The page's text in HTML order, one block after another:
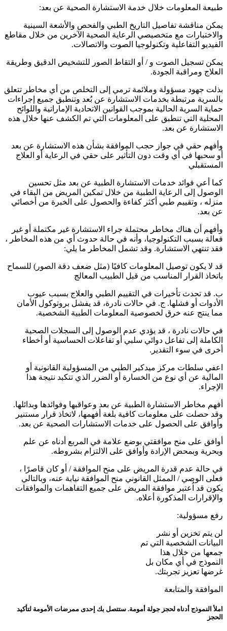
طبيعة المعلومات خلال خدمة الاستشارة الصحية عن بعد:
يمكن مناقشة تفاصيل التاريخ الطبي والفحص والأشعة السينية
والاختبارات مع متخصيصي الرعاية الصحية الآخرين من خلال مقاطع
الفيديو التفاعلية وتكنولوجيا الصوت والاتصالات.
يمكن تسجيل الصوت و / أو التقاط الصور للتشخيص الدقيق وطريقة
العلاج ومراقبة الجودة.
بذلت جهود مسؤولة وملائمة ترمي إلى التخلص من أي مخاطر تتعلق
بالسرية مرتبطة بخدمات الاستشارة عن بُعد وتنطبق جميع إجراءات
حماية السرية الحالية بموجب القوانين الاتحادية الإماراتية واللوائح
المحلية التي تنطبق على المعلومات التي تم الكشف عنها خلال هذه
الاستشارة عن بعد.
وأفهم حقي في جواز حجب الموافقة بشأن هذه الاستشارة عن بعد
أو سحبها في أي وقت دون التأثير على حقي في الرعاية أو العلاج
المستقبلي
كما أعي فوائد خدمات الاستشارة الطبية عن بعد مثل تحسين
الوصول إلى الرعاية الطبية من خلال تمكين المريض من البقاء في
منزله ، وتقييم طبي أكثر كفاءة والحصول على الخبرة من أخصائي
عن بعد.
وأفهم أن هناك مخاطر محتملة جراء الاستشارة غير مكتملة أو غير
فعالة بسبب التكنولوجيا، وأنه في حالة حدوث أي من هذه المخاطر ،
فقد تنتهي الاستشارة. وقد تشمل المخاطر ما يلي:
قد لا يكون توصيل المعلومات كافيًا (مثل ضعف دقة الصور) للسماح
باتخاذ القرار المناسب من قبل الطبيب المعالج
ب. قد تحدث تأخيرات في التقييم الطبي والعلاج بسبب عيوب
الأدوات أو فشلها. ج. في حالات نادرة، قد يفشل بروتوكول الأمان
مما ينتج عنه خرق لخصوصية المعلومات الطبية الشخصية.
في حالات نادرة ، قد يؤدي عدم الوصول إلى السجلات الصحية
الكاملة إلى تفاعل دوائي سلبي أو تفاعلات الحساسية أو أخطاء
أخرى في سوء التقدير.
اعفي سلطات مركز ميدكير الطبي من المسؤولية القانونية أو
المالية عن أي نوع من الخسارة أو الضرر الذي تتكبد نتيجة هذا
الإجراء.
أفهم مخاطر الاستشارة الطبية عن بعد وعواقبها وفوائدها وبدائلها.
وقد حصلت على معلومات كافية بلغة أفهمها، لاتخاذ قرار مستنير
وأوافق على الحصول على خدمات الاستشارات الصحية عن بعد.
أوافق على منح موافقتي بوضع علامة في المربع أدناه عن علم
وبحرية وبمحض الإرادة وأوافق على الالتزام بشروطه.
في حالة عدم قدرة المريض على منح الموافقة / أو كان قاصرًا ،
فعلى الوصي / الممثل القانوني منح الموافقة نيابة عنه، وبالتالي
يكون قد اُعتبر موافقة المريض على جميع التفاهمات والموافقات
والإقرارات المذكورة أعلاه.
رفع مسؤولية:
لن يتم تخزين أو نشر
البيانات الشخصية التي تم
جمعها من خلال هذا
النموذج في أي مكان بل
غرضها تعزيز تجربتك.
الموافقة والمتابعة
املأ النموذج أدناه لحجز جولة أمومة. ستتصل بك إحدى ممرضات الأمومة لتأكيد
الحجز